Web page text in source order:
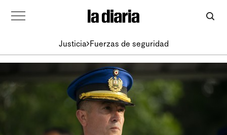
Justicia Fuerzas de seguridad